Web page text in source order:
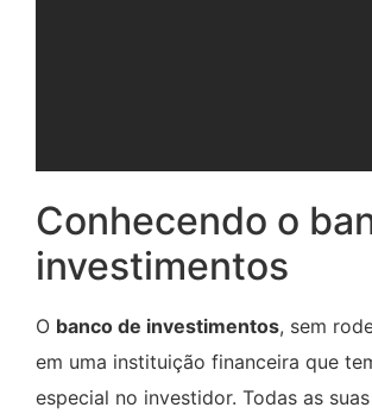
Conhecendo o
investimentos
O banco de investimentos, sem
em uma instituição financeira que
especial no investidor. Todas as